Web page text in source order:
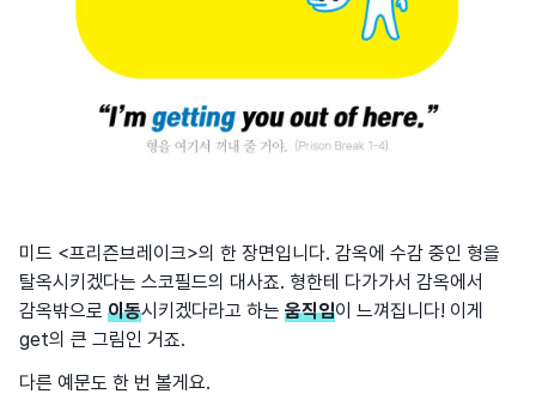
미드 <프리즌브레이크>의 한 장면입니다. 감옥에 수감 중인 형을
탈옥시키겠다는 스코필드의 대사죠. 형한테 다가가서 감옥에서
감옥밖으로 이동시키겠다라고 하는 움직임이 느껴집니다! 이게
get의 큰 그림인 거죠.
다른 예문도 한 번 볼게요.